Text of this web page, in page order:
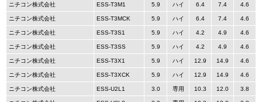
ニチコン株式会社 ESS-T3M1 5.9 ハイ 6.4 7.4 4.6
ニチコン株式会社 ESS-T3MCK 5.9 ハイ 6.4 7.4 4.6
ニチコン株式会社 ESS-T3S1 5.9 ハイ 4.2 4.9 4.6
ニチコン株式会社 ESS-T3SS 5.9 ハイ 4.2 4.9 4.6
ニチコン株式会社 ESS-T3X1 5.9 ハイ 12.9 14.9 4.6
ニチコン株式会社 ESS-T3XCK 5.9 ハイ 12.9 14.9 4.6
ニチコン株式会社 ESS-U2L1 3.0 専用 10.3 12.0 3.8